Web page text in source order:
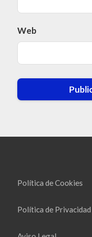
Web
Política de Cookies
Política de Privacidad